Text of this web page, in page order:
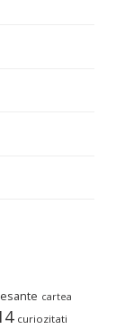
cartea
curiozitati